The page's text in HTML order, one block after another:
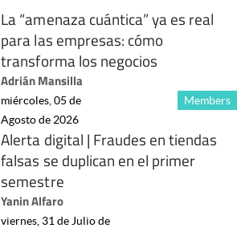
La “amenaza cuántica” ya es real
para las empresas: cómo
transforma los negocios
Adrián Mansilla
Members
miércoles, 05 de
Agosto de 2026
Alerta digital | Fraudes en tiendas
falsas se duplican en el primer
semestre
Yanin Alfaro
viernes, 31 de Julio de